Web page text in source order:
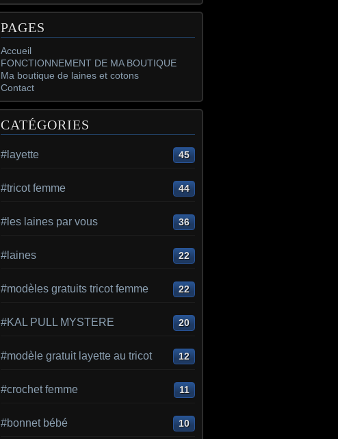
PAGES
Accueil
FONCTIONNEMENT DE MA BOUTIQUE
Ma boutique de laines et cotons
Contact
CATÉGORIES
#layette 45
#tricot femme 44
#les laines par vous 36
#laines 22
#modèles gratuits tricot femme 22
#KAL PULL MYSTERE 20
#modèle gratuit layette au tricot 12
#crochet femme 11
#bonnet bébé 10